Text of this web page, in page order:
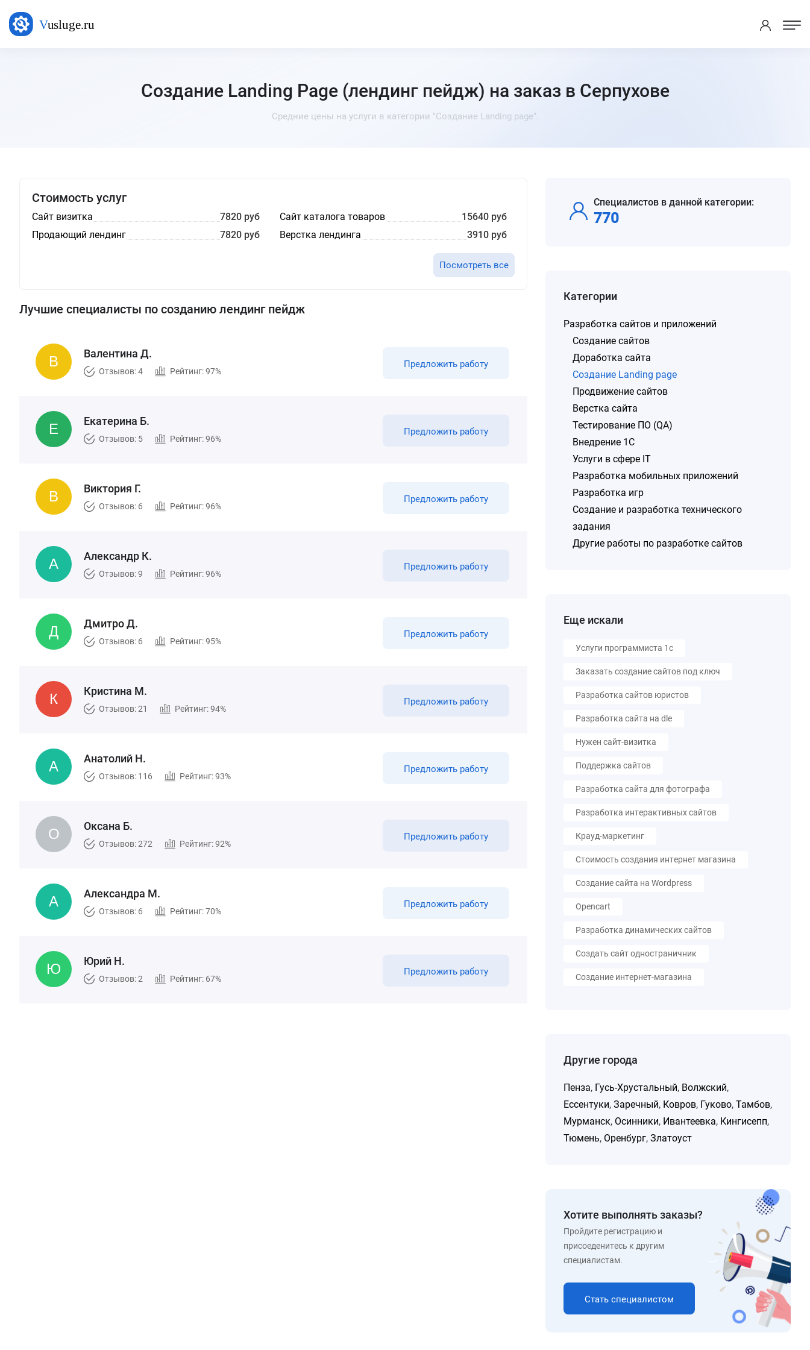
Создание Landing Page (лендинг пейдж) на заказ в Серпухове
Средние цены на услуги в категории "Создание Landing page".
Стоимость услуг
Сайт визитка 7820 руб Сайт каталога товаров
15640 руб
Продающий лендинг
7820 руб Верстка лендинга 3910 руб
Посмотреть все
Лучшие специалисты по созданию лендинг пейдж
Валентина Д.
Отзывов: 4 Рейтинг: 97%
Предложить работу
Екатерина Б.
Отзывов: 5 Рейтинг: 96%
Предложить работу
Виктория Г.
Отзывов: 6 Рейтинг: 96%
Предложить работу
Александр К.
Отзывов: 9 Рейтинг: 96%
Предложить работу
Дмитро Д.
Отзывов: 6 Рейтинг: 95%
Предложить работу
Кристина М.
Отзывов: 21 Рейтинг: 94%
Предложить работу
Анатолий Н.
Отзывов: 116 Рейтинг: 93%
Предложить работу
Оксана Б.
Отзывов: 272 Рейтинг: 92%
Предложить работу
Александра М.
Отзывов: 6 Рейтинг: 70%
Предложить работу
Юрий Н.
Отзывов: 2 Рейтинг: 67%
Предложить работу
Специалистов в данной категории:
770
Категории
Разработка сайтов и приложений
Создание сайтов
Доработка сайта
Создание Landing page
Продвижение сайтов
Верстка сайта
Тестирование ПО (QA)
Внедрение 1C
Услуги в сфере IT
Разработка мобильных приложений
Разработка игр
Создание и разработка технического
задания
Другие работы по разработке сайтов
Еще искали
Услуги программиста 1с
Заказать создание сайтов под ключ
Разработка сайтов юристов
Разработка сайта на dle
Нужен сайт-визитка
Поддержка сайтов
Разработка сайта для фотографа
Разработка интерактивных сайтов
Крауд-маркетинг
Стоимость создания интернет магазина
Создание сайта на Wordpress
Opencart
Разработка динамических сайтов
Создать сайт одностраничник
Создание интернет-магазина
Другие города
Пенза, Гусь-Хрустальный, Волжский,
Ессентуки,Заречный, Ковров, Гуково,Тамбов,
Мурманск, Осинники, Ивантеевка, Кингисепп,
Тюмень, Оренбург,Златоуст
Хотите выполнять заказы?
Пройдите регистрацию и
присоеденитесь к другим
специалистам.
Стать специалистом